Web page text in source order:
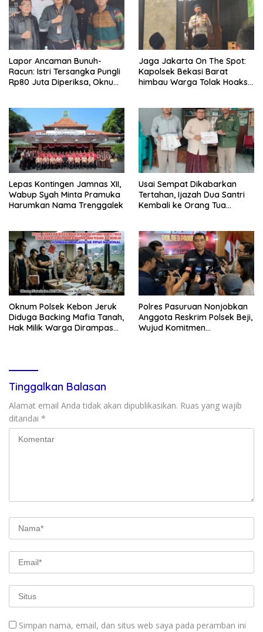
Lapor Ancaman Bunuh-
Racun: Istri Tersangka Pungli
Rp80 Juta Diperiksa, Oknum
Jaga Jakarta On The Spot:
Kapolsek Bekasi Barat
himbau Warga Tolak Hoaks
Lepas Kontingen Jamnas XII,
Wabup Syah Minta Pramuka
Harumkan Nama Trenggalek
Usai Sempat Dikabarkan
Tertahan, Ijazah Dua Santri
Kembali ke Orang Tua
Oknum Polsek Kebon Jeruk
Diduga Backing Mafia Tanah,
Hak Milik Warga Dirampas
Polres Pasuruan Nonjobkan
Anggota Reskrim Polsek Beji,
Wujud Komitmen
Tinggalkan Balasan
Alamat email Anda tidak akan dipublikasikan. Ruas yang wajib
ditandai *
Simpan nama, email, dan situs web saya pada peramban ini